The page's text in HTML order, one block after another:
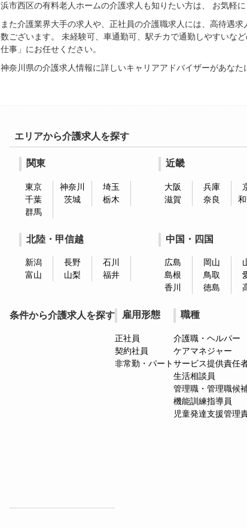
浜市西区の有料老人ホームの介護求人も知りたい方は、 お気軽
また介護業界大手の求人や、正社員の介護職求人には、高待遇
数ございます。 未経験可、車通勤可、駅チカで通勤しやすいな
仕事」にお任せください。
神奈川県の介護求人情報に詳しいキャリアアドバイザーがあなた
エリアから介護求人を探す
関東
東京 神奈川
埼玉
千葉
茨城
栃木
群馬
近畿
大阪 兵庫
滋賀
奈良
北陸・甲信越
新潟 長野
石川
富山
山梨 福井
中国・四国
広島 岡山
島根
鳥取
香川
徳島
条件から介護求人を探す 雇用形態
正社員
契約社員
非常勤・パート
職種
介護職・ヘルパー
ケアマネジャー
サービス提供責任
生活相談員
管理職・管理職候
機能訓練指導員
児童発達支援管理